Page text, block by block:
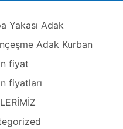
Yakası Adak
Adak Kurban
fiyat
fiyatları